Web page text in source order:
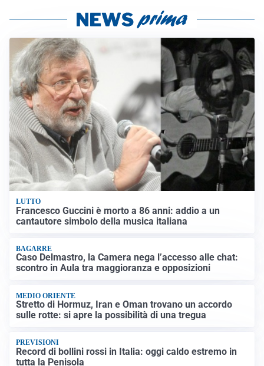
LUTTO
Francesco Guccini è morto a 86 anni: addio a un
cantautore simbolo della musica italiana
BAGARRE
Caso Delmastro, la Camera nega l’accesso alle chat:
scontro in Aula tra maggioranza e opposizioni
MEDIO ORIENTE
Stretto di Hormuz, Iran e Oman trovano un accordo
sulle rotte: si apre la possibilità di una tregua
PREVISIONI
Record di bollini rossi in Italia: oggi caldo estremo in
tutta la Penisola